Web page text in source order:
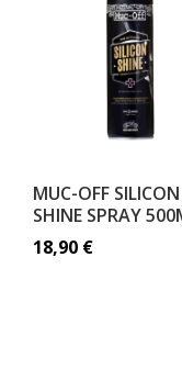
MUC-OFF SILICON
SHINE SPRAY
18,90 €